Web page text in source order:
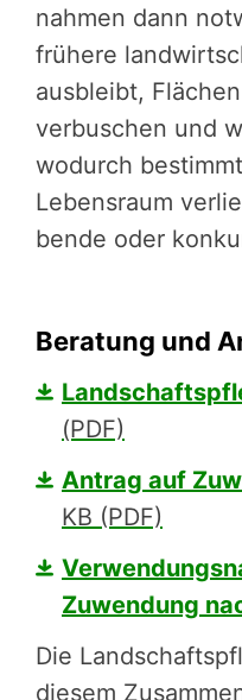
nah­men dann
frühere
ausbleibt,
verbuschen und
wodurch
Lebensraum
bende oder
Beratung und
(PDF)
Antrag auf
KB (PDF)
Zuwendung
Die
diesem